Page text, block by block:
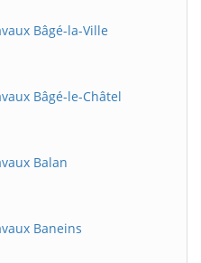
Bâgé-la-Ville
Bâgé-le-Châtel
Balan
Baneins